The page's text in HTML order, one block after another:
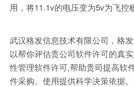
用，将11.1v的电压变为5v为飞控
武汉格发信息技术有限公司，格
以帮你评估贵公司软件许可的真
性管理软件许可,帮助贵司提高软
件采购、使用提供科学决策依据